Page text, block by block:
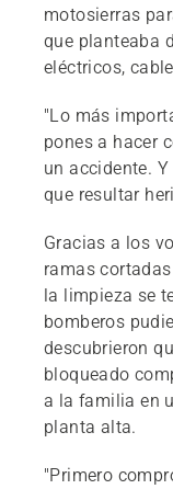
motosierras
que planteaba
eléctricos,
"Lo más
pones a hacer
un accidente.
que resultar
Gracias a los
ramas
la limpieza se
bomberos
descubrieron
bloqueado
a la familia en
planta alta.
"Primero